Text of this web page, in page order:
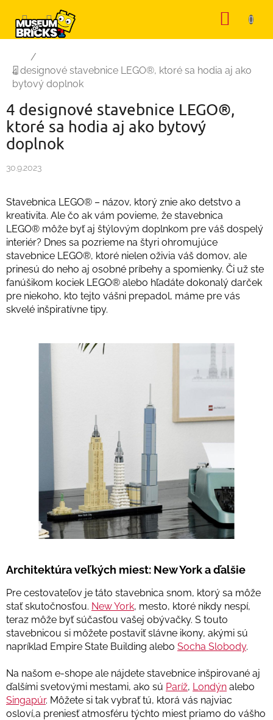
obsah
Domov
/
4 designové stavebnice LEGO®, ktoré sa hodia aj ako
bytový doplnok
4 designové stavebnice LEGO®,
ktoré sa hodia aj ako bytový
doplnok
30.9.2023
Stavebnica LEGO® – názov, ktorý znie ako detstvo a
kreativita. Ale čo ak vám povieme, že stavebnica
LEGO® môže byť aj štýlovým doplnkom pre váš dospelý
interiér? Dnes sa pozrieme na štyri ohromujúce
stavebnice LEGO®, ktoré nielen oživia váš domov, ale
prinesú do neho aj osobné príbehy a spomienky. Či už ste
fanúšikom kociek LEGO® alebo hľadáte dokonalý darček
pre niekoho, kto tejto vášni prepadol, máme pre vás
skvelé inšpiratívne tipy.
Architektúra veľkých miest: New York a ďalšie
Pre cestovateľov je táto stavebnica snom, ktorý sa môže
stať skutočnosťou. New York, mesto, ktoré nikdy nespí,
teraz môže byť súčasťou vašej obývačky. S touto
stavebnicou si môžete postaviť slávne ikony, akými sú
napríklad Empire State Building alebo Socha Slobody.
Na našom e-shope ale nájdete stavebnice inšpirované aj
ďalšími svetovými mestami, ako sú Paríž, Londýn alebo
Singapúr. Môžete si tak vybrať tú, ktorá vás najviac
osloví,a preniesť atmosféru týchto miest priamo do vášho